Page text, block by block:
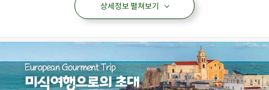
상세정보 펼쳐보기